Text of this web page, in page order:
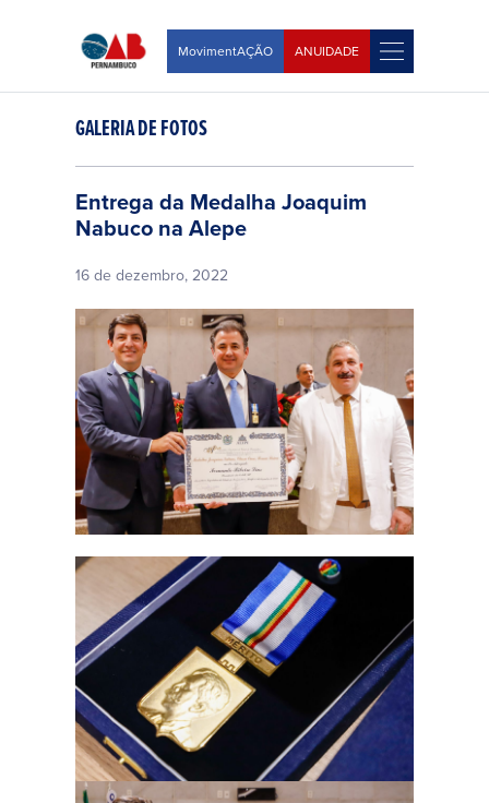
MovimentAÇÃO ANUIDADE
GALERIA DE FOTOS
Entrega da Medalha Joaquim
Nabuco na Alepe
16 de dezembro, 2022